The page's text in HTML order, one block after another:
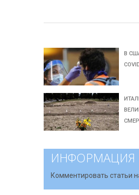
В
ИНФОРМАЦИЯ
Комментировать статьи